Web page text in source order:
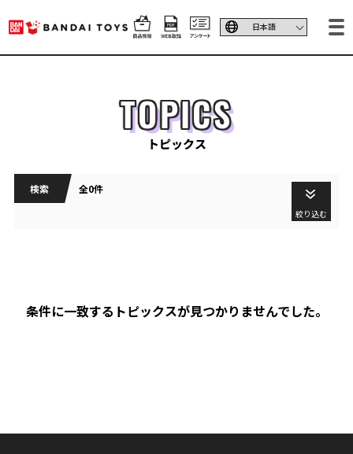
TOPICS
トピックス
検索 全0件
絞り込む
条件に一致するトピックスが見つかりませんでした。